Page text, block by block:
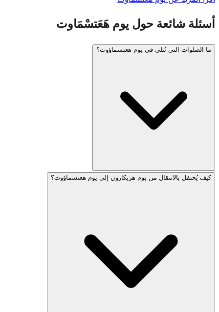
أسئلة شائعة حول يوم هَعَتسْمَاوت
ما الصلوات التي تُتلى في يوم هعتسماؤوت؟
تتلو مجتمعات كثيرة هلِّل (مع بركة أو بدونها)، والصلاة من أجل
كيف يُحتفل بالانتقال من يوم هزيكارون إلى يوم هعتسماؤوت؟